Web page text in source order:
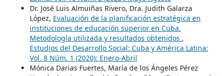
Dr. José Luis Almuiñas Rivero, Dra. Judith Galarza
López, Evaluación de la planificación estratégica en
instituciones de educación superior en Cuba.
Metodología utilizada y resultados obtenidos ,
Estudios del Desarrollo Social: Cuba y América Latina:
Vol. 8 Núm. 1 (2020): Enero-Abril
Mónica Darias Fuertes, María de los Ángeles Pérez